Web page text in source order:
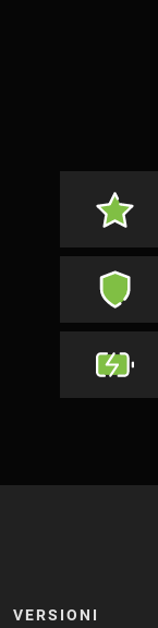
VERSIONI